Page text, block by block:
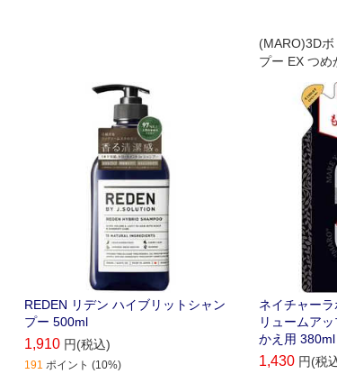
REDEN リデン ハイブリットシャン
プー 500ml
1,910 円(税込)
191 ポイント (10%)
(MARO)3D
プー EX つ
ネイチャー
リュームア
かえ用 380ml
1,430 円(税